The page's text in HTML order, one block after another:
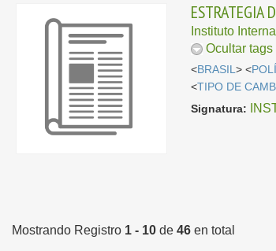
ESTRATEGIA
Instituto
Ocultar tags
<BRASIL> <
<TIPO DE
Signatura:
Mostrando Registro 1 - 10 de 46 en total